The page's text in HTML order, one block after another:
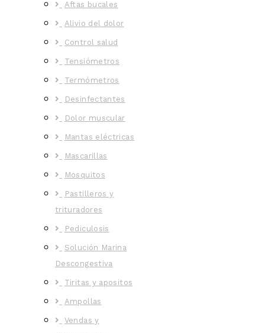
Aftas bucales
Alivio del dolor
Control salud
Tensiómetros
Termómetros
Desinfectantes
Dolor muscular
Mantas eléctricas
Mascarillas
Mosquitos
Pastilleros y
trituradores
Pediculosis
Solución Marina
Descongestiva
Tiritas y apositos
Ampollas
Vendas y